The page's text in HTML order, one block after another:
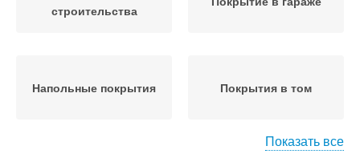
строительства
Напольные покрытия Покрытия в том
Показать все